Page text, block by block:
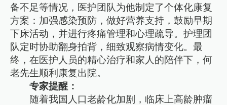
备不足等情况，医护团队为他制定了个体化康复
方案：加强感染预防，做好营养支持，鼓励早期
下床活动，并进行疼痛管理和心理疏导。护理团
队定时协助翻身拍背，细致观察病情变化。最
终，在医护人员的精心治疗和家人的陪伴下，何
老先生顺利康复出院。
专家提醒：
随着我国人口老龄化加剧，临床上高龄肿瘤